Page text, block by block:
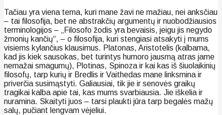
Tačiau yra viena tema, kuri mane žavi ne mažiau, nei anksčiau
– tai filosofija, bet ne abstrakčių argumentų ir nuobodžiausios
terminologijos – „Filosofo žodis yra bevaisis, jeigu jis negydo
žmonių kančių“, – o filosofija, kuri stengiasi atsakyti į mums
visiems kylančius klausimus. Platonas, Aristotelis (kalbama,
kad jis kiek sausokas, bet turintys humoro jausmą atras jame
nemažai smagumų), Plotinas, Spinoza ir kai kas iš šiuolaikinių
filosofų, tarp kurių ir Bredlis ir Vaithedas mane linksmina ir
priverčia susimąstyti. Galiausiai, tik jie ir senovės graikų
tragikai kalba apie tai, kas mums svarbiausia. Jie iškelia ir
nuramina. Skaityti juos – tarsi plaukti jūra tarp begalės mažų
salų, pučiant lengvam vėjeliui.